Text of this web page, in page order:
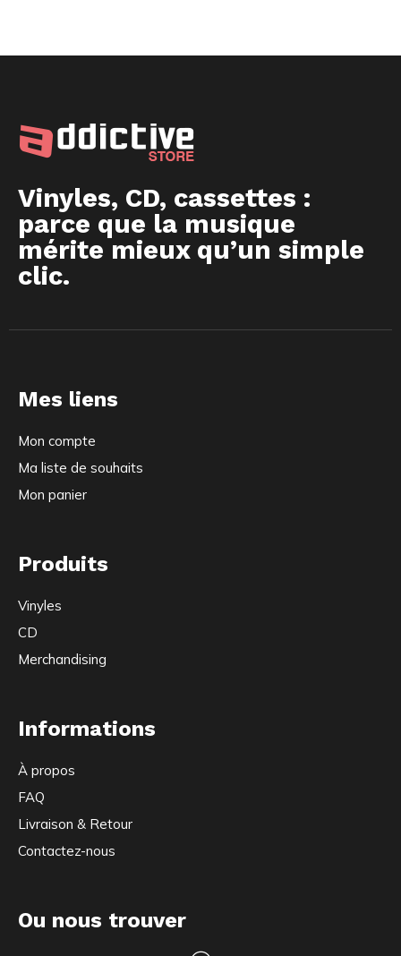
Vinyles, CD, cassettes :
parce que la musique
mérite mieux qu’un simple
clic.
Mes liens
Mon compte
Ma liste de souhaits
Mon panier
Produits
Vinyles
CD
Merchandising
Informations
À propos
FAQ
Livraison & Retour
Contactez-nous
Ou nous trouver